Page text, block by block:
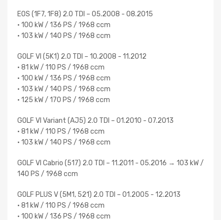
EOS (1F7, 1F8) 2.0 TDI – 05.2008 - 08.2015
• 100 kW / 136 PS / 1968 ccm
• 103 kW / 140 PS / 1968 ccm
GOLF VI (5K1) 2.0 TDI – 10.2008 - 11.2012
• 81 kW / 110 PS / 1968 ccm
• 100 kW / 136 PS / 1968 ccm
• 103 kW / 140 PS / 1968 ccm
• 125 kW / 170 PS / 1968 ccm
GOLF VI Variant (AJ5) 2.0 TDI – 01.2010 - 07.2013
• 81 kW / 110 PS / 1968 ccm
• 103 kW / 140 PS / 1968 ccm
GOLF VI Cabrio (517) 2.0 TDI – 11.2011 - 05.2016 → 103 kW /
140 PS / 1968 ccm
GOLF PLUS V (5M1, 521) 2.0 TDI – 01.2005 - 12.2013
• 81 kW / 110 PS / 1968 ccm
• 100 kW / 136 PS / 1968 ccm